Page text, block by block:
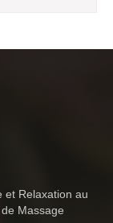
et Relaxation au
Massage